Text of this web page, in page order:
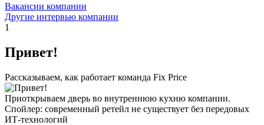
Вакансии компании
Другие интервью компании
1
Привет!
Рассказываем, как работает команда Fix Price
Приоткрываем дверь во внутреннюю кухню компании.
Спойлер: современный ретейл не существует без передовых
ИТ-технологий